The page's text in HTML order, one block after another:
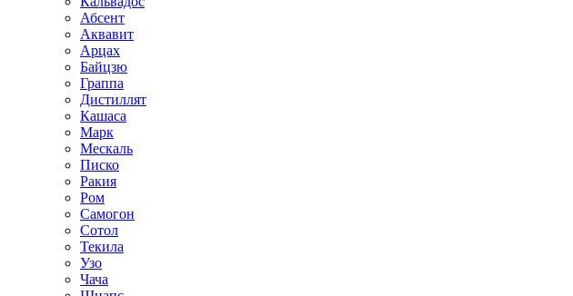
Абсент
Аквавит
Арцах
Байцзю
Граппа
Дистиллят
Кашаса
Марк
Мескаль
Писко
Ракия
Ром
Самогон
Сотол
Текила
Узо
Чача